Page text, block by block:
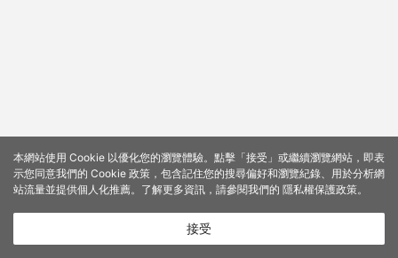
本網站使用 Cookie 以優化您的瀏覽體驗。點擊「接受」或繼續瀏覽網站，即表
示您同意我們的 Cookie 政策，包含記住您的搜尋偏好和瀏覽紀錄、用於分析網
站流量並提供個人化推薦。了解更多資訊，請參閱我們的 隱私權保護政策。
接受